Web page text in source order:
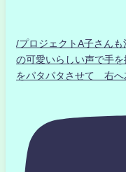
/プロジェクトA子さ
の可愛いらしい声で手
をパタパタさせて 右へ